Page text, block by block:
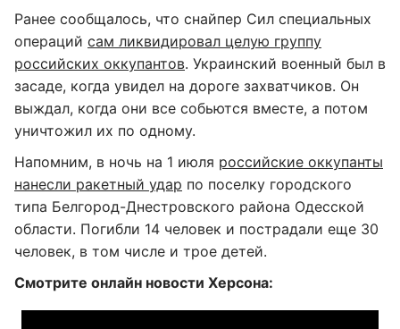
Ранее сообщалось, что снайпер Сил специальных
операций сам ликвидировал целую группу
российских оккупантов. Украинский военный был в
засаде, когда увидел на дороге захватчиков. Он
выждал, когда они все собьются вместе, а потом
уничтожил их по одному.
Напомним, в ночь на 1 июля российские оккупанты
нанесли ракетный удар по поселку городского
типа Белгород-Днестровского района Одесской
области. Погибли 14 человек и пострадали еще 30
человек, в том числе и трое детей.
Смотрите онлайн новости Херсона: